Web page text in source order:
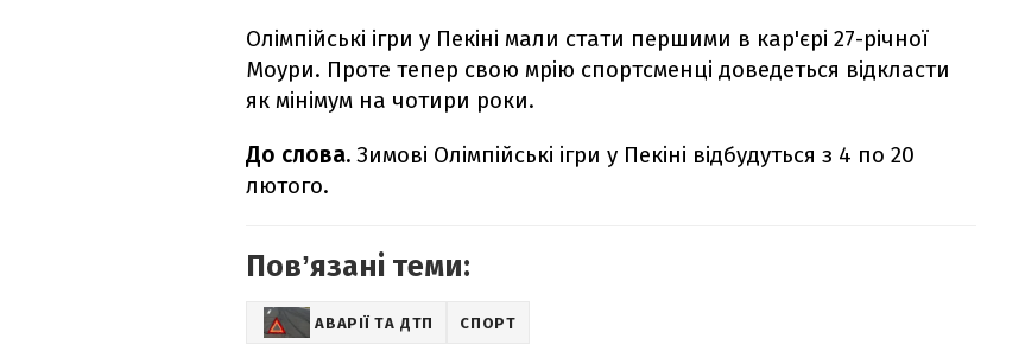
Олімпійські ігри у Пекіні мали стати першими в кар'єрі 27-річної
Моури. Проте тепер свою мрію спортсменці доведеться відкласти
як мінімум на чотири роки.
До слова. Зимові Олімпійські ігри у Пекіні відбудуться з 4 по 20
лютого.
Повʼязані теми:
АВАРІЇ ТА ДТП СПОРТ